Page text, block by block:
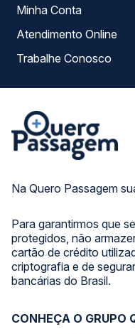
Na Quero Passagem
Para garantirmos que
protegidos, não
cartão de crédito
criptografia e de
bancárias do Brasil.
Minha Conta
Atendimento Online
Trabalhe Conosco
CONHEÇA O GRUPO